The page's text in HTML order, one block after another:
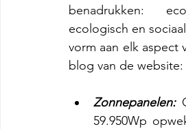
benadrukken:
ecologisch en
vorm aan elk
blog van de website:
Zonnepanelen:
59.950Wp